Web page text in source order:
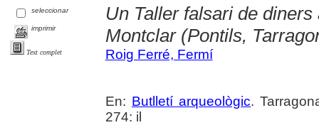
seleccionar
imprimir
Text complet
Un Taller falsari de
Montclar (Pontils,
Roig Ferré, Fermí
En: Butlletí arqueològic.
274: il